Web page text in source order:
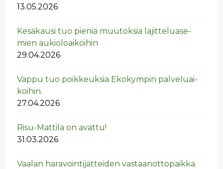
13.05.2026
Ke­sä­kausi tuo pie­niä muu­tok­sia la­jit­te­lua­se­
mien au­kio­loai­koi­hin
29.04.2026
Vappu tuo poik­keuk­sia Eko­kym­pin pal­ve­luai­
koi­hin.
27.04.2026
Risu-Mat­ti­la on avat­tu!
31.03.2026
Vaa­lan ha­ra­voin­ti­jät­tei­den vas­taan­ot­to­paik­ka